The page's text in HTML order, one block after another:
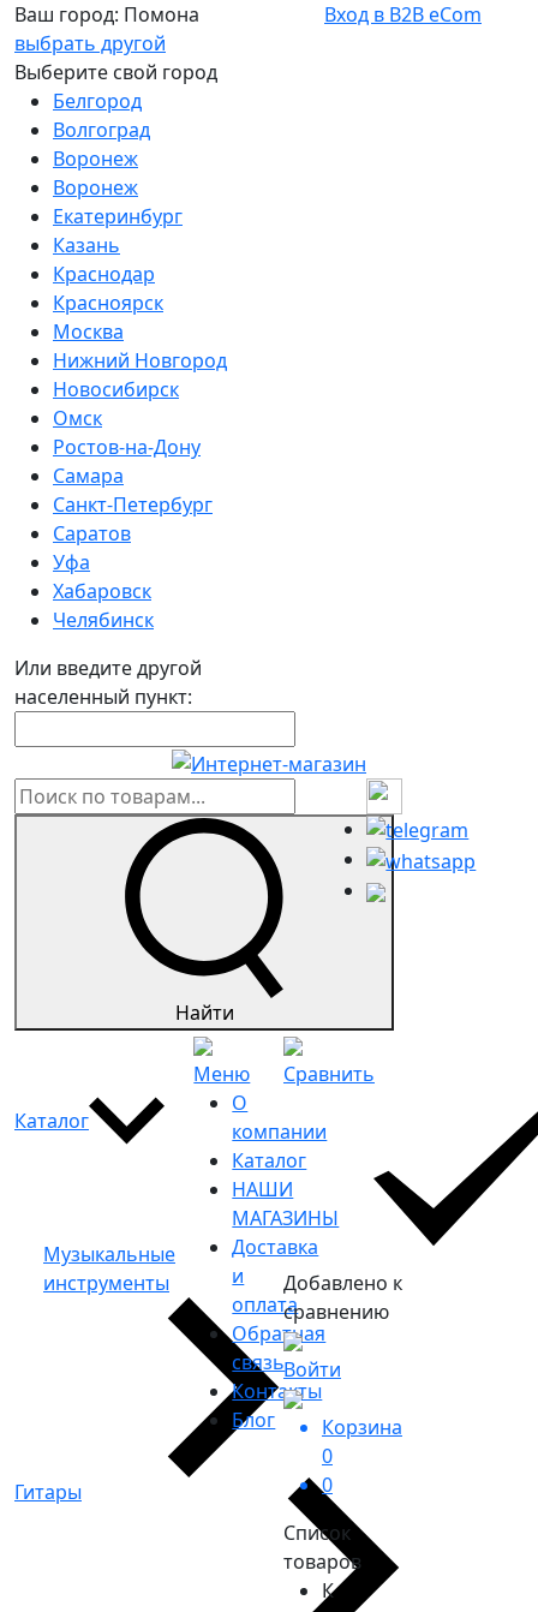
Ваш город: Помона
выбрать другой
Выберите свой город
Белгород
Волгоград
Воронеж
Воронеж
Екатеринбург
Казань
Краснодар
Красноярск
Москва
Нижний Новгород
Новосибирск
Омск
Ростов-на-Дону
Самара
Санкт-Петербург
Саратов
Уфа
Хабаровск
Челябинск
Или введите другой
населенный пункт:
Вход в B2B eCom
Найти
Каталог
Музыкальные
инструменты
Гитары
Меню
О
компании
Каталог
НАШИ
МАГАЗИНЫ
Доставка
и
оплата
Обратная
связь
Контакты
Блог
Сравнить
Добавлено к
сравнению
Войти
Корзина
0
0
Список
товаров
К